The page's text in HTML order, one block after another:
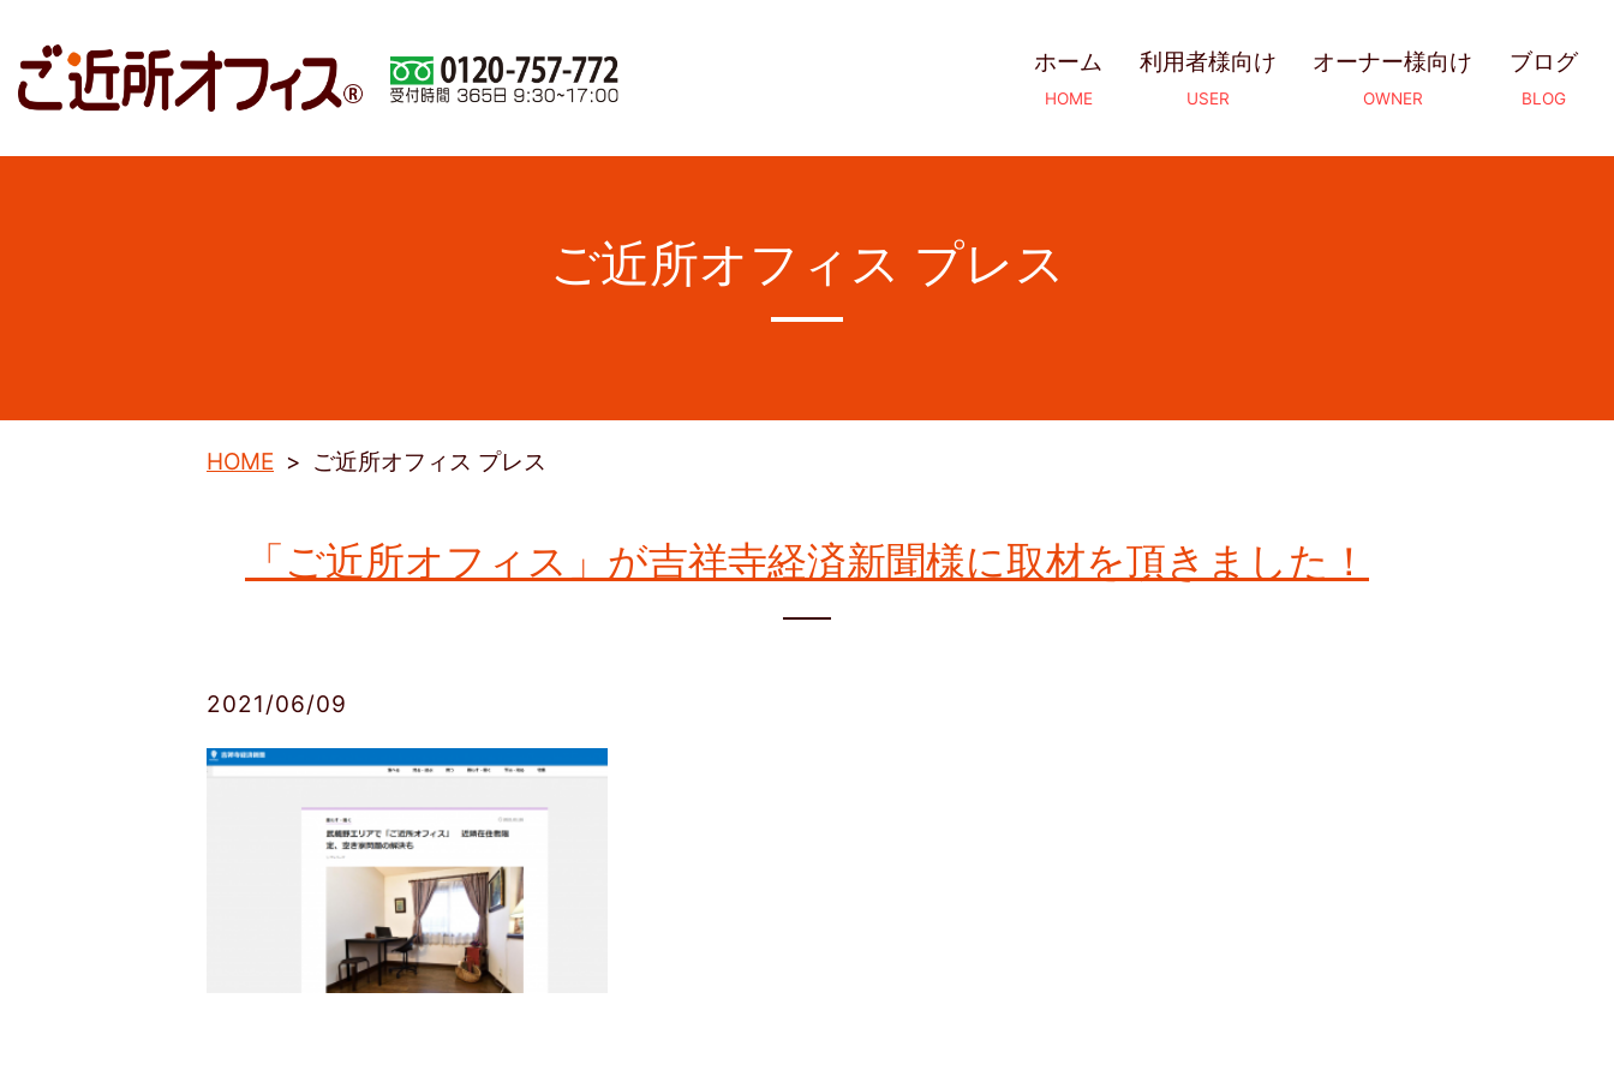
ホーム
HOME
利用者様向け
USER
オーナー様向け
OWNER
ブログ
BLOG
ご近所オフィス プレス
HOME ご近所オフィス プレス
「ご近所オフィス」が吉祥寺経済新聞様に取材を頂きました！
2021/06/09